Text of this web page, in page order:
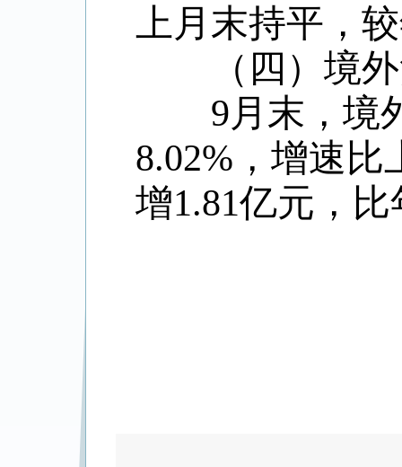
上月末持平，
（四）境外
9月末，境
8.02% ，增速
增1.81亿元，比